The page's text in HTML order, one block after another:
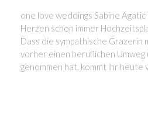
one love weddings Sabine
Herzen schon immer
Dass die sympathische Grazerin
vorher einen beruflichen
genommen hat, kommt ihr heute